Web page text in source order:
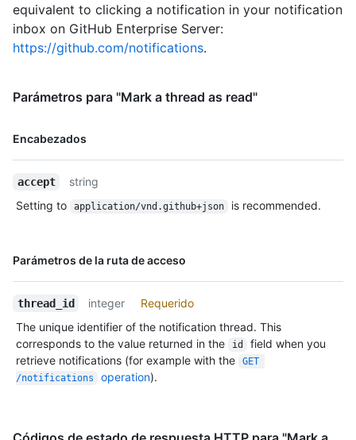
      "followers_url":
"https://HOSTNAME/users/octocat/followers",
      "following_url":
"https://HOSTNAME/users/octocat/gists{/gist_id}",
      "subscriptions_url":
"https://HOSTNAME/users/octocat/subscriptions",
"https://HOSTNAME/users/octocat/orgs",
      "repos_url": "https://HOSTNAME/users/octocat/repos",
      "received_events_url":
      "site_admin": false
    "private": false,
    "html_url": "https://github.com/octocat/Hello-World",
    "description": "This your first repo!",
    "fork": false,
equivalent to clicking a notification in your notification
inbox on GitHub Enterprise Server:
https://github.com/notifications.
Parámetros para "Mark a thread as read"
Encabezados
Nombre,
accept
string
Setting to
application/vnd.github+json is recommended.
Parámetros de la ruta de acceso
Nombre,
thread_id integer
Requerido
The unique identifier of the notification thread. This
corresponds to the value returned in the
id
field when you
retrieve notifications (for example with the
GET
/notifications
operation).